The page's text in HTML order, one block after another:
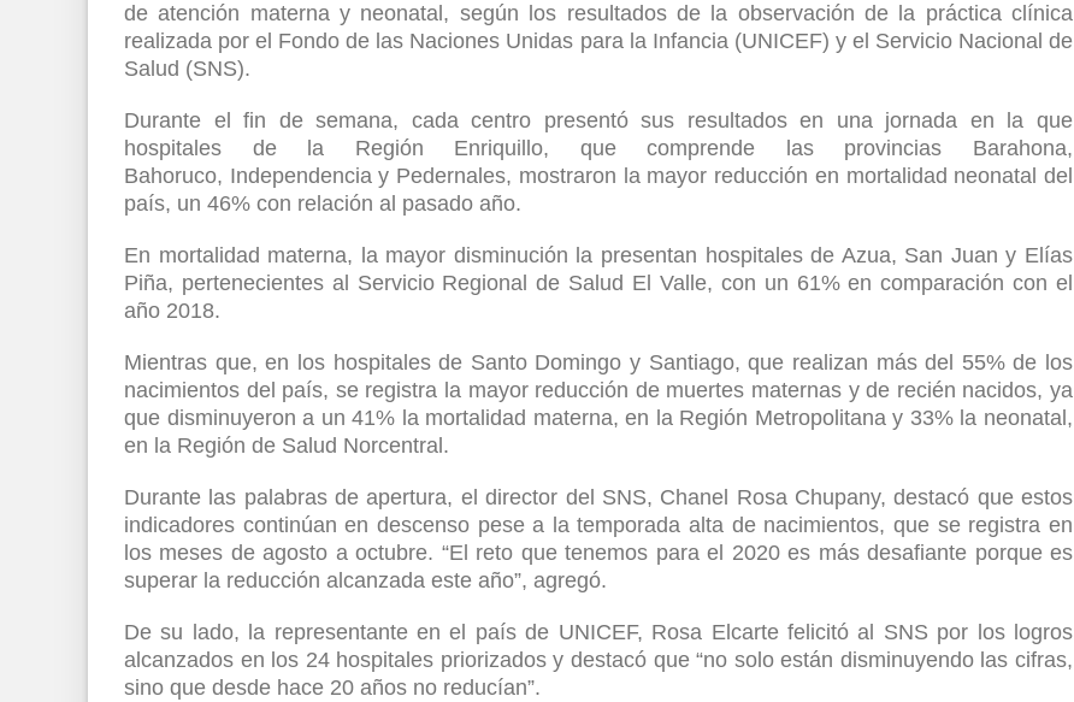
de atención materna y neonatal, según los resultados de la observación de la práctica clínica
realizada por el Fondo de las Naciones Unidas para la Infancia (UNICEF) y el Servicio Nacional de
Salud (SNS).
Durante el fin de semana, cada centro presentó sus resultados en una jornada en la que
hospitales de la Región Enriquillo, que comprende las provincias Barahona,
Bahoruco, Independencia y Pedernales, mostraron la mayor reducción en mortalidad neonatal del
país, un 46% con relación al pasado año.
En mortalidad materna, la mayor disminución la presentan hospitales de Azua, San Juan y Elías
Piña, pertenecientes al Servicio Regional de Salud El Valle, con un 61% en comparación con el
año 2018.
Mientras que, en los hospitales de Santo Domingo y Santiago, que realizan más del 55% de los
nacimientos del país, se registra la mayor reducción de muertes maternas y de recién nacidos, ya
que disminuyeron a un 41% la mortalidad materna, en la Región Metropolitana y 33% la neonatal,
en la Región de Salud Norcentral.
Durante las palabras de apertura, el director del SNS, Chanel Rosa Chupany, destacó que estos
indicadores continúan en descenso pese a la temporada alta de nacimientos, que se registra en
los meses de agosto a octubre. “El reto que tenemos para el 2020 es más desafiante porque es
superar la reducción alcanzada este año”, agregó.
De su lado, la representante en el país de UNICEF, Rosa Elcarte felicitó al SNS por los logros
alcanzados en los 24 hospitales priorizados y destacó que “no solo están disminuyendo las cifras,
sino que desde hace 20 años no reducían”.